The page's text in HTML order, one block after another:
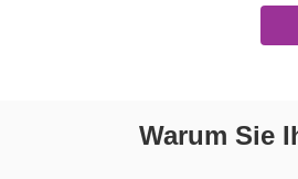
Warum Sie